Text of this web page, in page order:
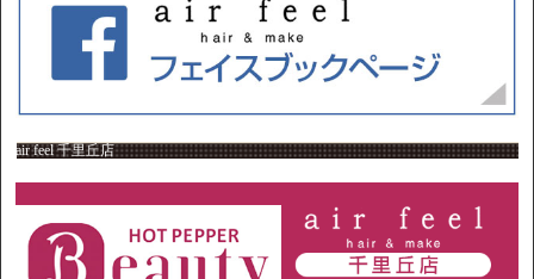
air feel 千里丘店